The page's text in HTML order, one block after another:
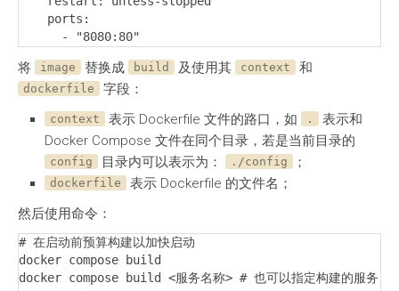
      - "8080:80"
将 image 替换成 build 及使用其 context 和
dockerfile 字段：
context 表示 Dockerfile 文件的路口，如 .
表示和
Docker Compose 文件在同个目录，若是当前目录的
config 目录内可以表示为： ./config ；
dockerfile
表示 Dockerfile 的文件名；
然后使用命令：
# 在启动前预算构建以加快启动
docker compose build
docker compose build <服务名称> # 也可以指定构建的服务